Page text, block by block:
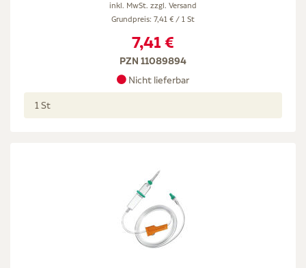
inkl. MwSt. zzgl. Versand
Grundpreis: 7,41 € / 1 St
7,41 €
PZN 11089894
Nicht lieferbar
1 St